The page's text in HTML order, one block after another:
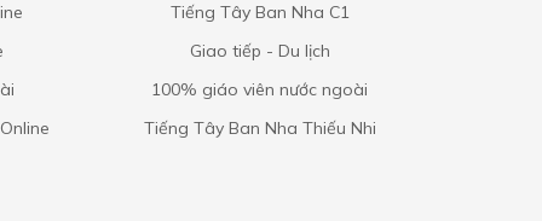
Tiếng Tây Ban Nha C1
Giao tiếp - Du lịch
100% giáo viên nước ngoài
Tiếng Tây Ban Nha Thiếu Nhi